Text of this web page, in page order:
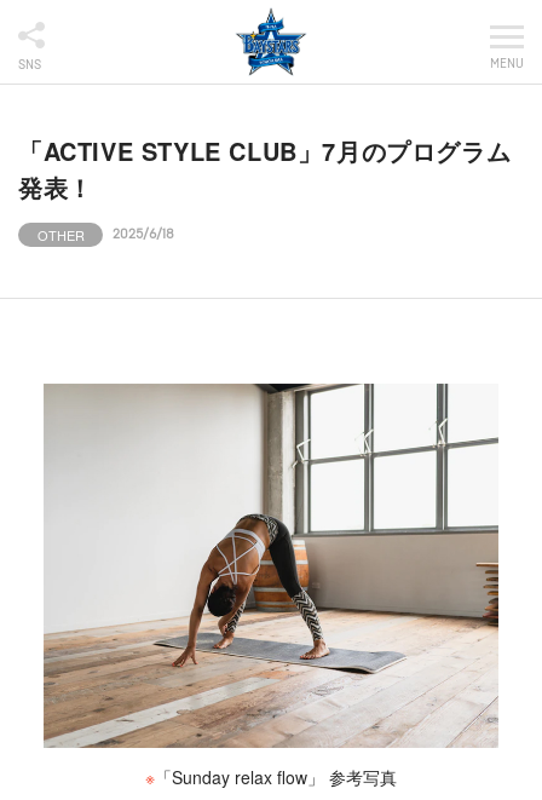
SNS MENU
「ACTIVE STYLE CLUB」7月のプログラム
発表！
OTHER 2025/6/18
※ 「Sunday relax flow」 参考写真